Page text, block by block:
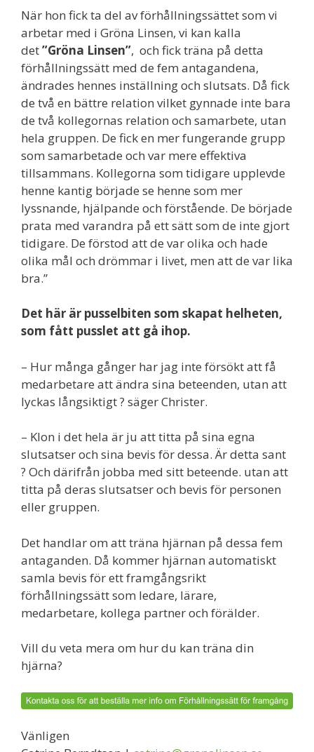
När hon fick ta del av förhållningssättet som vi
arbetar med i Gröna Linsen, vi kan kalla
det”Gröna Linsen”, och fick träna på detta
förhållningssätt med de fem antagandena,
ändrades hennes inställning och slutsats. Då fick
de två en bättre relation vilket gynnade inte bara
de två kollegornas relation och samarbete, utan
hela gruppen. De fick en mer fungerande grupp
som samarbetade och var mere effektiva
tillsammans. Kollegorna som tidigare upplevde
henne kantig började se henne som mer
lyssnande, hjälpande och förstående. De började
prata med varandra på ett sätt som de inte gjort
tidigare. De förstod att de var olika och hade
olika mål och drömmar i livet, men att de var lika
bra.”
Det här är pusselbiten som skapat helheten,
som fått pusslet att gå ihop.
– Hur många gånger har jag inte försökt att få
medarbetare att ändra sina beteenden, utan att
lyckas långsiktigt ? säger Christer.
– Klon i det hela är ju att titta på sina egna
slutsatser och sina bevis för dessa. Är detta sant
? Och därifrån jobba med sitt beteende. utan att
titta på deras slutsatser och bevis för personen
eller gruppen.
Det handlar om att träna hjärnan på dessa fem
antaganden. Då kommer hjärnan automatiskt
samla bevis för ett framgångsrikt
förhållningssätt som ledare, lärare,
medarbetare, kollega partner och förälder.
Vill du veta mera om hur du kan träna din
hjärna?
Vänligen